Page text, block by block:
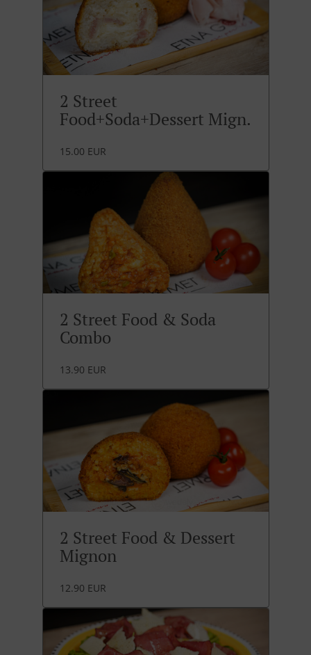
2 Street
Food+Soda+Dessert Mign.
15.00 EUR
2 Street Food & Soda
Combo
13.90 EUR
2 Street Food & Dessert
Mignon
12.90 EUR